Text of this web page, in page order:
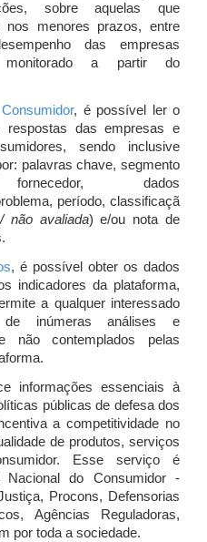
sobre aquelas que
nos menores prazos, entre
das empresas
monitorado a partir do
, é possível ler o
respostas das empresas e
sendo inclusive
palavras chave, segmento
dados
período, classificaçã
não avaliada) e/ou nota de
, é possível obter os dados
indicadores da plataforma,
a qualquer interessado
de inúmeras análises e
não contemplados pelas
informações essenciais à
públicas de defesa dos
a competitividade no
de produtos, serviços
Esse serviço é
Nacional do Consumidor -
Procons, Defensorias
Agências Reguladoras,
por toda a sociedade.